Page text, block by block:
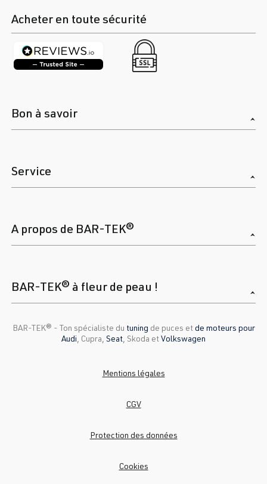
Acheter en toute sécurité
Bon à savoir
Service
A propos de BAR-TEK®
BAR-TEK® à fleur de peau !
BAR-TEK®️ - Ton spécialiste du tuning de puces etde moteurs pour
Audi , Cupra, Seat , Skoda etVolkswagen
Mentions légales
CGV
Protection des données
Cookies